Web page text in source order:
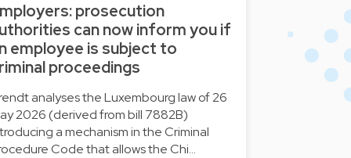
prosecution
can now inform you if
employee is subject to
proceedings
analyses the Luxembourg law of 26
2026 (derived from bill 7882B)
a mechanism in the Criminal
Code that allows the Chi…